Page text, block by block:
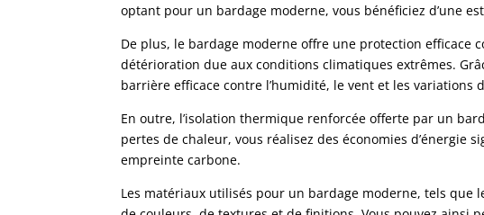
optant pour un bardage moderne, vous bénéficiez d’une
De plus, le bardage moderne offre une protection
détérioration due aux conditions climatiques extrêmes.
barrière efficace contre l’humidité, le vent et les variations
En outre, l’isolation thermique renforcée offerte par un
pertes de chaleur, vous réalisez des économies
empreinte carbone.
Les matériaux utilisés pour un bardage moderne, tels que